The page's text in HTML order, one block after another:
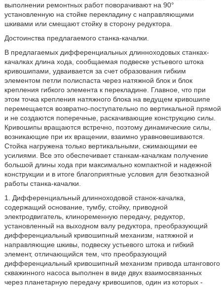
выполнении ремонтных работ поворачивают на 90°
установленную на стойке перекладину с направляющими
шкивами или смещают стойку в сторону редуктора.
Достоинства предлагаемого станка-качалки.
В предлагаемых дифференциальных длинноходовых станках-
качалках длина хода, сообщаемая подвеске устьевого штока
кривошипами, удваивается за счет образования гибким
элементом петли полиспаста через натяжной блок и блок
крепления гибкого элемента к перекладине. Главное, что при
этом точка крепления натяжного блока на ведущем кривошипе
перемещается возвратно-поступательно по вертикальной прямой
и не создаются поперечные, раскачивающие конструкцию силы.
Кривошипы вращаются встречно, поэтому динамические силы,
возникающие при их вращении, взаимно уравновешиваются.
Стойка нагружена только вертикальными, сжимающими ее
усилиями. Все это обеспечивает станкам-качалкам получение
большой длины хода при максимально компактной и надежной
конструкции и в итоге благоприятные условия для безотказной
работы станка-качалки.
1. Дифференциальный длинноходовой станок-качалка,
содержащий основание, тумбу, стойку, приводной
электродвигатель, клиноременную передачу, редуктор,
установленный на выходном валу редуктора, преобразующий
дифференциальный кривошипный механизм, натяжной и
направляющие шкивы, подвеску устьевого штока и гибкий
элемент, отличающийся тем, что преобразующий
дифференциальный кривошипный механизм привода штангового
скважинного насоса выполнен в виде двух взаимосвязанных
через планетарную передачу кривошипов, один из которых -